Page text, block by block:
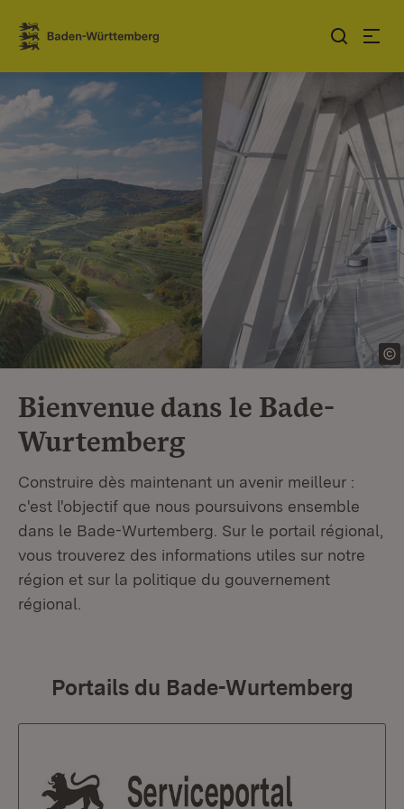
Sauter au contenu
Link zur Startseite
Bienvenue dans le Bade-
Wurtemberg
Construire dès maintenant un avenir meilleur :
c'est l'objectif que nous poursuivons ensemble
dans le Bade-Wurtemberg. Sur le portail régional,
vous trouverez des informations utiles sur notre
région et sur la politique du gouvernement
régional.
Portails du Bade-Wurtemberg